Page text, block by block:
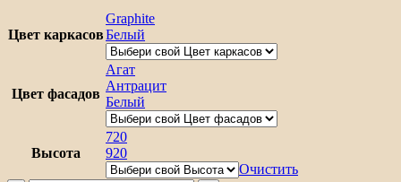
3
829₽
6
585₽
Цвет каркасов
Graphite
Белый
Цвет фасадов
Агат
Антрацит
Белый
Высота
720
920
Очистить